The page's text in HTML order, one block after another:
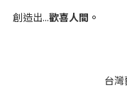
創造出...歡喜人間。
台